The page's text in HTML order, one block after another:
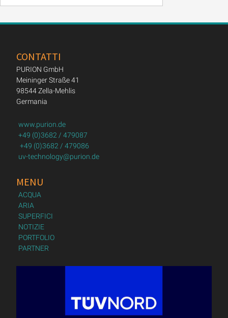
CONTATTI
PURION GmbH
Meininger Straße 41
98544 Zella-Mehlis
Germania
www.purion.de
+49 (0)3682 / 479087
+49 (0)3682 / 479086
uv-technology@purion.de
MENU
ACQUA
ARIA
SUPERFICI
NOTIZIE
PORTFOLIO
PARTNER